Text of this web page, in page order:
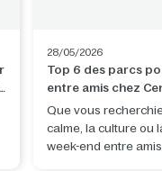
28/05/2026
Top 6 des parcs
entre amis chez
Que vous
calme, la culture ou
week-end entre